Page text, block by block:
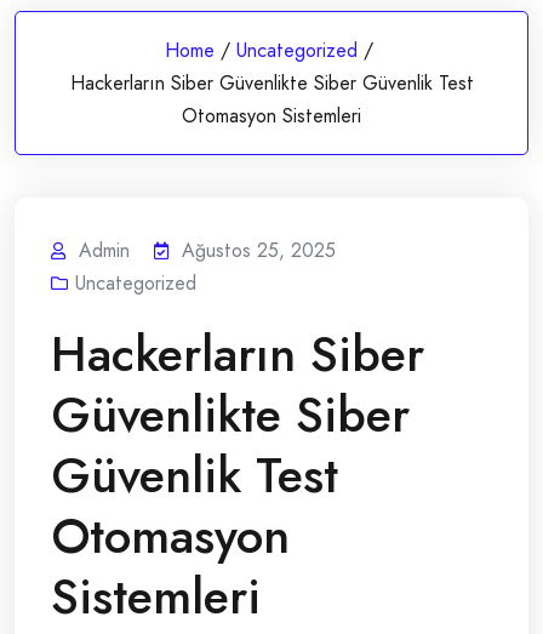
Home / Uncategorized /
Hackerların Siber Güvenlikte Siber Güvenlik Test
Otomasyon Sistemleri
Admin
Ağustos 25, 2025
Uncategorized
Hackerların Siber
Güvenlikte Siber
Güvenlik Test
Otomasyon
Sistemleri